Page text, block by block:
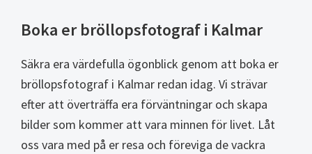
Boka er bröllopsfotograf i Kalmar
Säkra era värdefulla ögonblick genom att boka er
bröllopsfotograf i Kalmar redan idag. Vi strävar
efter att överträffa era förväntningar och skapa
bilder som kommer att vara minnen för livet. Låt
oss vara med på er resa och föreviga de vackra